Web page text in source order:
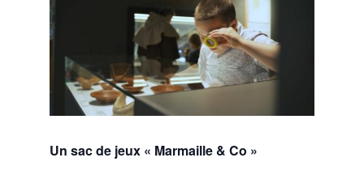
Un sac de jeux « Marmaille & Co »